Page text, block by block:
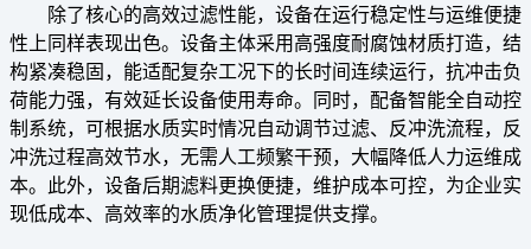
除了核心的高效过滤性能，设备在运行稳定性与运维便捷
性上同样表现出色。设备主体采用高强度耐腐蚀材质打造，结
构紧凑稳固，能适配复杂工况下的长时间连续运行，抗冲击负
荷能力强，有效延长设备使用寿命。同时，配备智能全自动控
制系统，可根据水质实时情况自动调节过滤、反冲洗流程，反
冲洗过程高效节水，无需人工频繁干预，大幅降低人力运维成
本。此外，设备后期滤料更换便捷，维护成本可控，为企业实
现低成本、高效率的水质净化管理提供支撑。